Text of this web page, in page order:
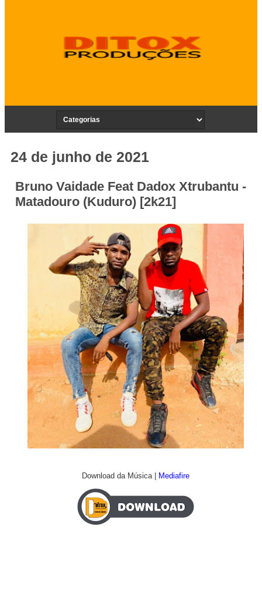
24 de junho de 2021
Bruno Vaidade Feat Dadox Xtrubantu -
Matadouro (Kuduro) [2k21]
Download da Música | Mediafire